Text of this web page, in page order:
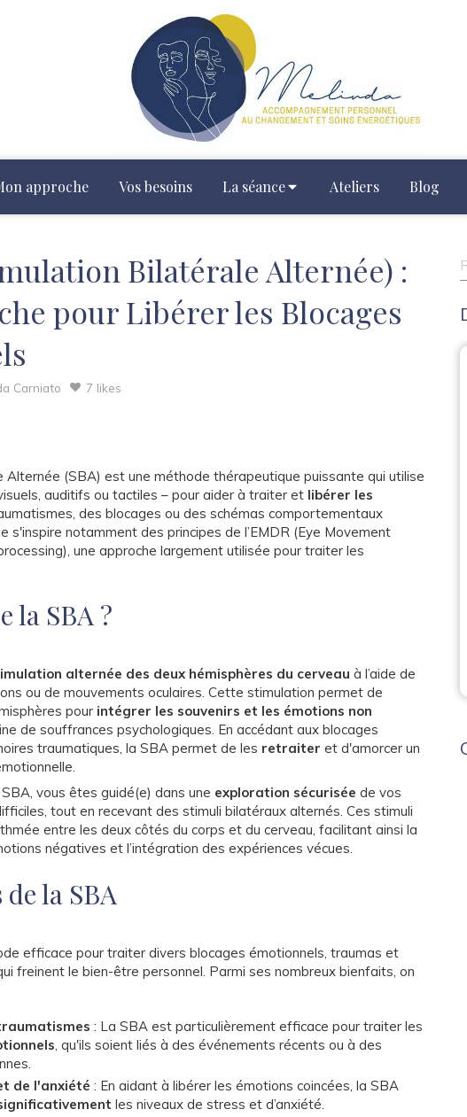
approche Vos besoins La séance Ateliers Blog
Bilatérale Alternée) :
pour Libérer les Blocages
Carniato 7 likes
Alternée (SBA) est une méthode thérapeutique puissante qui utilise
auditifs ou tactiles – pour aider à traiter et libérer les
des blocages ou des schémas comportementaux
s'inspire notamment des principes de l’EMDR (Eye Movement
une approche largement utilisée pour traiter les
la SBA ?
alternée des deux hémisphères du cerveau à l’aide de
ou de mouvements oculaires. Cette stimulation permet de
pour intégrer les souvenirs et les émotions non
de souffrances psychologiques. En accédant aux blocages
traumatiques, la SBA permet de les retraiter et d'amorcer un
vous êtes guidé(e) dans une exploration sécurisée de vos
tout en recevant des stimuli bilatéraux alternés. Ces stimuli
entre les deux côtés du corps et du cerveau, facilitant ainsi la
négatives et l’intégration des expériences vécues.
la SBA
efficace pour traiter divers blocages émotionnels, traumas et
freinent le bien-être personnel. Parmi ses nombreux bienfaits, on
: La SBA est particulièrement efficace pour traiter les
, qu'ils soient liés à des événements récents ou à des
de l'anxiété : En aidant à libérer les émotions coincées, la SBA
les niveaux de stress et d’anxiété.